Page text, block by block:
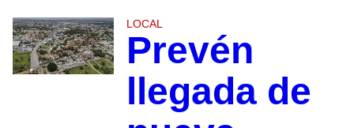
LOCAL
Prevén
llegada de